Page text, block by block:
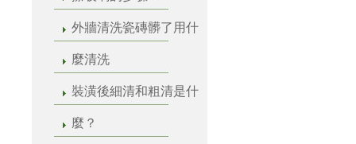
外牆清洗瓷磚髒了用什
麼清洗
裝潢後細清和粗清是什
麼？